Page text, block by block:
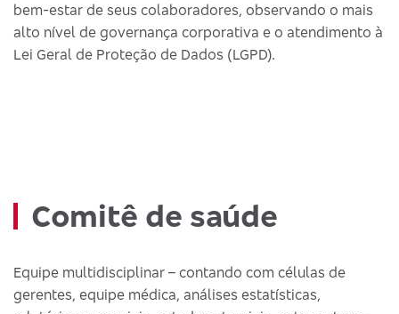
bem-estar de seus colaboradores, observando o mais
alto nível de governança corporativa e o atendimento à
Lei Geral de Proteção de Dados (LGPD).
Comitê de saúde
Equipe multidisciplinar – contando com células de
gerentes, equipe médica, análises estatísticas,